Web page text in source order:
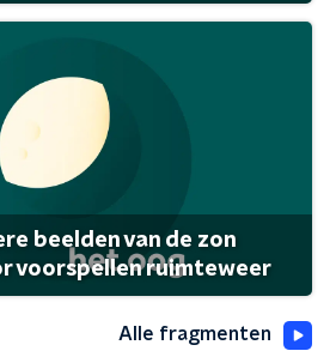
beelden van de zon
voorspellen ruimteweer
Alle fragmenten